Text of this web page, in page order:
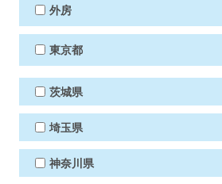
外房
東京都
茨城県
埼玉県
神奈川県